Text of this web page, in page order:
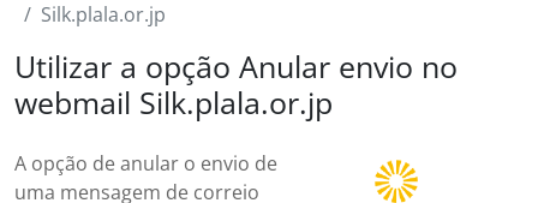
Silk.plala.or.jp
Utilizar a opção Anular envio no
webmail Silk.plala.or.jp
A opção de anular o envio de
uma mensagem de correio